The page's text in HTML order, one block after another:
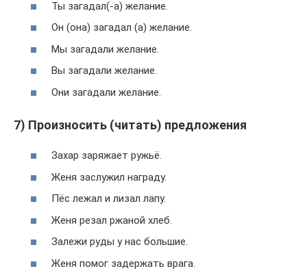
Ты загадал(-а) желание.
Он (она) загадал (а) желание.
Мы загадали желание.
Вы загадали желание.
Они загадали желание.
7) Произносить (читать) предложения
Захар заряжает ружьё.
Женя заслужил награду.
Пёс лежал и лизал лапу.
Женя резал ржаной хлеб.
Залежи руды у нас большие.
Женя помог задержать врага.